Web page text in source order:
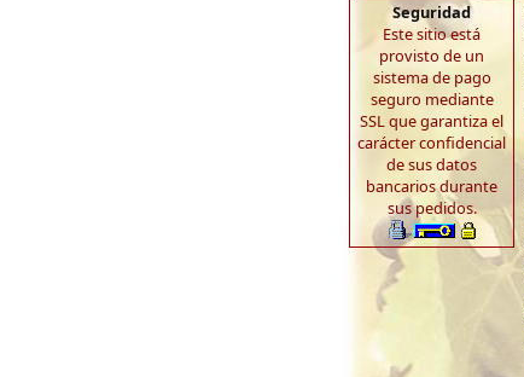
Seguridad
Este sitio está
provisto de un
sistema de pago
seguro mediante
SSL que garantiza el
carácter confidencial
de sus datos
bancarios durante
sus pedidos.